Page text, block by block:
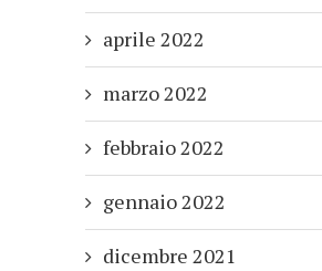
aprile 2022
marzo 2022
febbraio 2022
gennaio 2022
dicembre 2021